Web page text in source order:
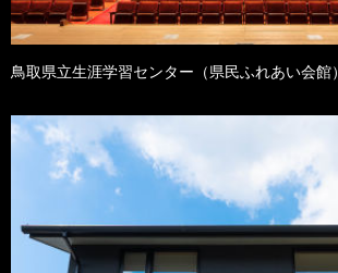
鳥取県立生涯学習センター（県民ふれあい会館）